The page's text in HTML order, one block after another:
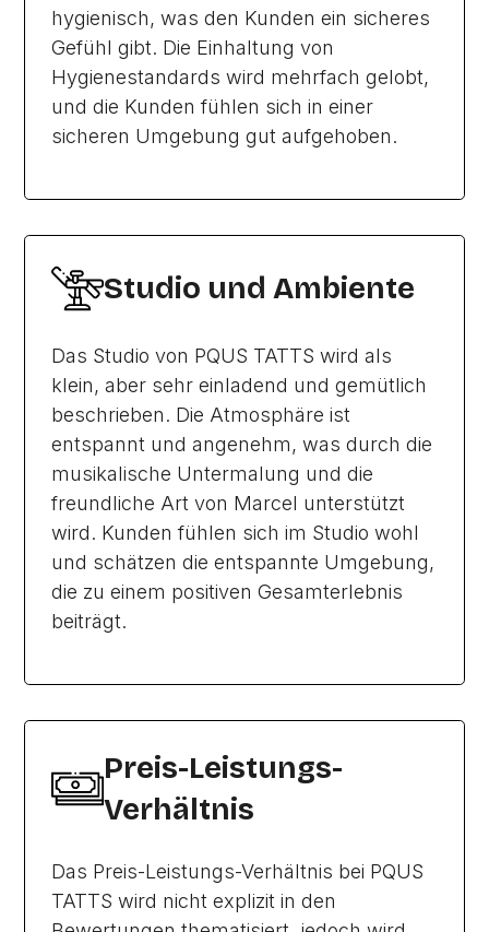
hygienisch, was den Kunden ein sicheres
Gefühl gibt. Die Einhaltung von
Hygienestandards wird mehrfach gelobt,
und die Kunden fühlen sich in einer
sicheren Umgebung gut aufgehoben.
Studio und Ambiente
Das Studio von PQUS TATTS wird als
klein, aber sehr einladend und gemütlich
beschrieben. Die Atmosphäre ist
entspannt und angenehm, was durch die
musikalische Untermalung und die
freundliche Art von Marcel unterstützt
wird. Kunden fühlen sich im Studio wohl
und schätzen die entspannte Umgebung,
die zu einem positiven Gesamterlebnis
beiträgt.
Preis-Leistungs-
Verhältnis
Das Preis-Leistungs-Verhältnis bei PQUS
TATTS wird nicht explizit in den